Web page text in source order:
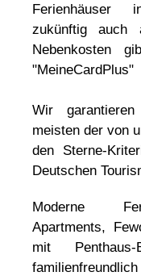
Ferienhäuser
zukünftig auch
Nebenkosten
"MeineCardPlus"
Wir
meisten der von
den Sterne-
Deutschen
Moderne
Apartments,
mit